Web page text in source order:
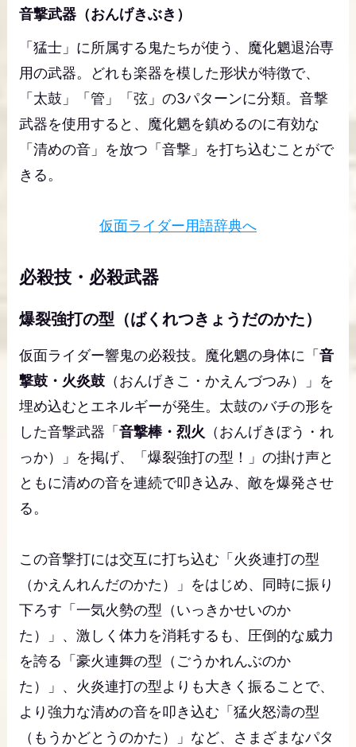
音撃武器（おんげきぶき）
「猛士」に所属する鬼たちが使う、魔化魍退治専
用の武器。どれも楽器を模した形状が特徴で、
「太鼓」「管」「弦」の3パターンに分類。音撃
武器を使用すると、魔化魍を鎮めるのに有効な
「清めの音」を放つ「音撃」を打ち込むことがで
きる。
仮面ライダー用語辞典へ
必殺技・必殺武器
爆裂強打の型（ばくれつきょうだのかた）
仮面ライダー響鬼の必殺技。魔化魍の身体に「音
撃鼓・火炎鼓（おんげきこ・かえんづつみ）」を
埋め込むとエネルギーが発生。太鼓のバチの形を
した音撃武器「音撃棒・烈火 （おんげきぼう・れ
っか）」を掲げ、「爆裂強打の型！」の掛け声と
ともに清めの音を連続で叩き込み、敵を爆発させ
る。
この音撃打には交互に打ち込む「火炎連打の型
（かえんれんだのかた）」をはじめ、同時に振り
下ろす「一気火勢の型（いっきかせいのか
た）」、激しく体力を消耗するも、圧倒的な威力
を誇る「豪火連舞の型（ごうかれんぶのか
た）」、火炎連打の型よりも大きく振ることで、
より強力な清めの音を叩き込む「猛火怒濤の型
（もうかどとうのかた）」など、さまざまなパタ